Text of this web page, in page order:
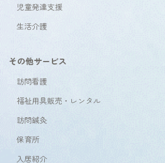
児童発達支援
生活介護
その他サービス
訪問看護
福祉用具販売・レンタル
訪問鍼灸
保育所
入居紹介